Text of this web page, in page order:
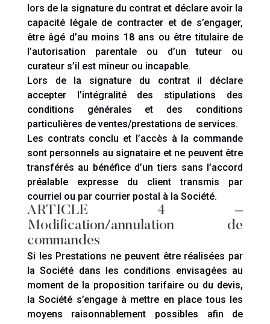
lors de la signature du contrat et déclare avoir la
capacité légale de contracter et de s’engager,
être âgé d’au moins 18 ans ou être titulaire de
l’autorisation parentale ou d’un tuteur ou
curateur s’il est mineur ou incapable.
Lors de la signature du contrat il déclare
accepter l’intégralité des stipulations des
conditions générales et des conditions
particulières de ventes/prestations de services.
Les contrats conclu et l’accès à la commande
sont personnels au signataire et ne peuvent être
transférés au bénéfice d’un tiers sans l’accord
préalable expresse du client transmis par
courriel ou par courrier postal à la Société.
ARTICLE 4–
Modification/annulation de
commandes
Si les Prestations ne peuvent être réalisées par
la Société dans les conditions envisagées au
moment de la proposition tarifaire ou du devis,
la Société s’engage à mettre en place tous les
moyens raisonnablement possibles afin de